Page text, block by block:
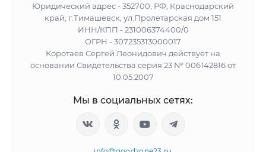
Юридический адрес - 352700, РФ, Краснодарский
край, г.Тимашевск, ул.Пролетарская дом 151
ИНН/КПП - 231006374400/0
ОГРН - 307235313000017
Коротаев Сергей Леонидович действует на
основании Свидетельства серия 23 № 006142816 от
10.05.2007
Мы в социальных сетях: